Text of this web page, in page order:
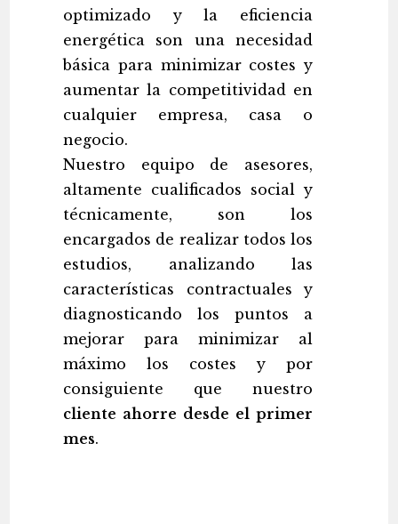
optimizado y la eficiencia
energética son una necesidad
básica para minimizar costes y
aumentar la competitividad en
cualquier empresa, casa o
negocio.
Nuestro equipo de asesores,
altamente cualificados social y
técnicamente, son los
encargados de realizar todos los
estudios, analizando las
características contractuales y
diagnosticando los puntos a
mejorar para minimizar al
máximo los costes y por
consiguiente que nuestro
cliente ahorre desde el primer
mes.